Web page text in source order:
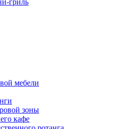
гриль
мебели
зоны
кафе